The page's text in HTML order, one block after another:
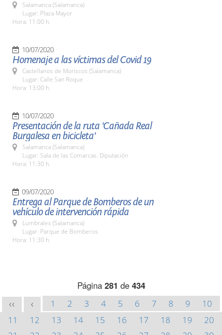
Salamanca (Salamanca)
Lugar: Plaza Mayor
Hora: 11:00 h.
10/07/2020
Homenaje a las víctimas del Covid 19
Castellanos de Moriscos (Salamanca)
Lugar: Calle San Roque
Hora: 13:00 h.
10/07/2020
Presentación de la ruta 'Cañada Real
Burgalesa en bicicleta'
Salamanca (Salamanca)
Lugar: Sala de las Comarcas. Diputación
Hora: 11:30 h.
09/07/2020
Entrega al Parque de Bomberos de un
vehículo de intervención rápida
Lumbrales (Salamanca)
Lugar: Parque de Bomberos
Hora: 11:30 h.
Página 281 de 434
<< < 1 2 3 4 5 6 7 8 9
10
11
12 13 14 15 16 17 18 19
20